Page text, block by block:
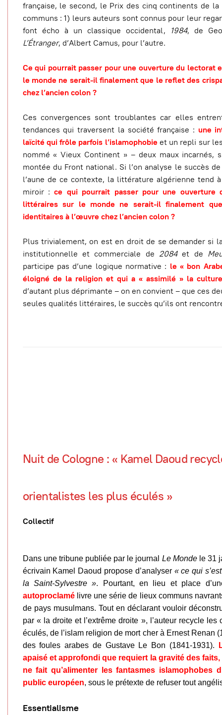
française, le second, le Prix des cinq continents de la
communs : 1) leurs auteurs sont connus pour leur
font écho à un classique occidental, 1984, de
L’Étranger, d’Albert Camus, pour l’autre.
Ce qui pourrait passer pour une ouverture du lectorat
le monde ne serait-il finalement que le reflet des
chez l’ancien colon ?
Ces convergences sont troublantes car elles
tendances qui traversent la société française : une
laïcité qui frôle parfois l’islamophobie et un repli sur
nommé « Vieux Continent » – deux maux incarnés,
montée du Front national. Si l’on analyse le succès
l’aune de ce contexte, la littérature algérienne tend
miroir :ce qui pourrait passer pour une
littéraires sur le monde ne serait-il finalement
identitaires à l’œuvre chez l’ancien colon ?
Plus trivialement, on est en droit de se demander si
institutionnelle et commerciale de 2084et de
participe pas d’une logique normative : le « bon
éloigné de la religion et qui a « assimilé » la
d’autant plus déprimante – on en convient – que ces
seules qualités littéraires, le succès qu’ils ont
Nuit de Cologne : « Kamel Daoud
orientalistes les plus éculés »
Collectif
Dans une tribune publiée par le journal Le Monde le 31
écrivain Kamel Daoud propose d’analyser « ce qui
la Saint-Sylvestre ». Pourtant, en lieu et place
autoproclamélivre une série de lieux communs
de pays musulmans. Tout en déclarant vouloir
par « la droite et l’extrême droite », l’auteur recycle
éculés, de l’islam religion de mort cher à Ernest Renan
des foules arabes de Gustave Le Bon (1841-1931).
apaisé et approfondi que requiert la gravité des
ne fait qu’alimenter les fantasmes islamophobes
public européen, sous le prétexte de refuser tout
Essentialisme